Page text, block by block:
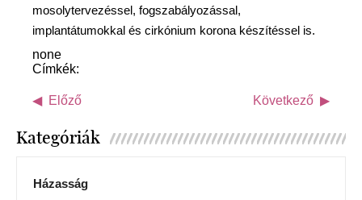
mosolytervezéssel, fogszabályozással,
implantátumokkal és cirkónium korona készítéssel is.
none
Címkék:
Előző Következő
Kategóriák
Házasság